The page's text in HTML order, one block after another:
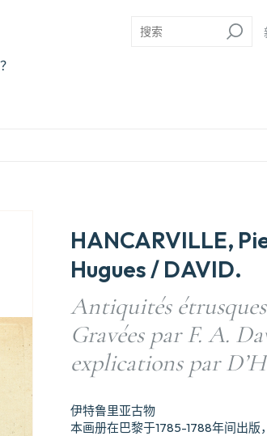
HANCARVILLE,
Hugues / DAVID.
Antiquités
Gravées par F. A.
explications par
伊特鲁里亚古物
本画册在巴黎于1785-1788年间出版